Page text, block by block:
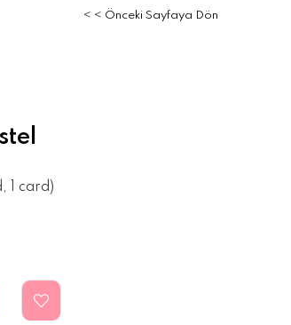
< < Önceki Sayfaya Dön
1 card)